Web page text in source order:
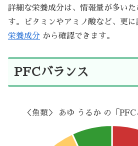
詳細な栄養成分は、情報量が多い
す。ビタミンやアミノ酸など、更
栄養成分 から確認できます。
PFCバランス
＜魚類＞ あゆ うるか の「PFC